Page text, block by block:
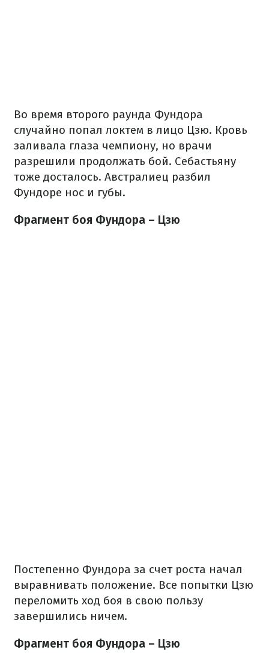
Во время второго раунда Фундора
случайно попал локтем в лицо Цзю. Кровь
заливала глаза чемпиону, но врачи
разрешили продолжать бой. Себастьяну
тоже досталось. Австралиец разбил
Фундоре нос и губы.
Фрагмент боя Фундора – Цзю
Постепенно Фундора за счет роста начал
выравнивать положение. Все попытки Цзю
переломить ход боя в свою пользу
завершились ничем.
Фрагмент боя Фундора – Цзю